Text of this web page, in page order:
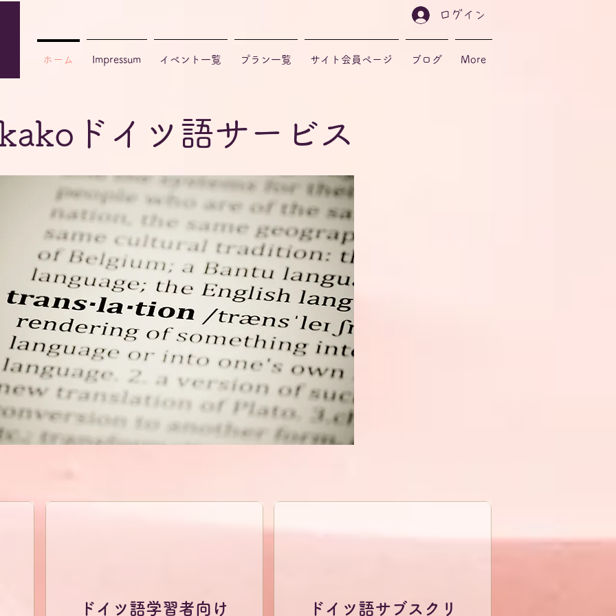
ドイツ語サービス
ドイツ語学習者向け ドイツ語サブスクリ
ホーム Impressum イベント一覧 プラン一覧 サイト会員ページ ブログ More
ログイン